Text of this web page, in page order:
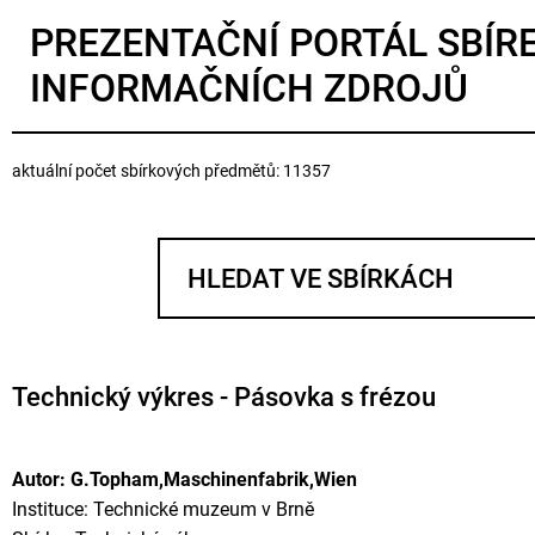
PREZENTAČNÍ PORTÁL
INFORMAČNÍCH ZDROJŮ
aktuální počet sbírkových předmětů: 11357
Technický výkres - Pásovka s frézou
Autor: G.Topham,Maschinenfabrik,Wien
Instituce: Technické muzeum v Brně